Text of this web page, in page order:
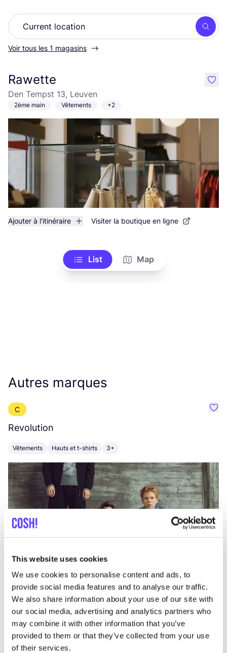
This website uses cookies
We use cookies to personalise content and ads, to
provide social media features and to analyse our traffic.
We also share information about your use of our site with
our social media, advertising and analytics partners who
may combine it with other information that you’ve
provided to them or that they’ve collected from your use
of their services.
Voir tous les 1 magasins
Rawette
Den Tempst 13, Leuven
2ème main Vêtements +2
Ajouter à l'itinéraire Visiter la boutique en ligne
like
List Map
Autres marques
C
Revolution
Vêtements Hauts et t-shirts 3+